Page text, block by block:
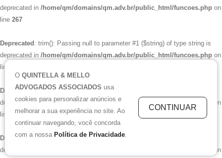
O QUINTELLA & MELLO
ADVOGADOS ASSOCIADOS usa
cookies para personalizar anúncios e
melhorar a sua experiência no site. Ao
continuar navegando, você concorda
com a nossa Política de Privacidade.
CONTINUAR
deprecated in /home/qm/domains/qm.adv.br/public_html/funcoes.php on
line 267
Deprecated : trim(): Passing null to parameter #1 ($string) of type string is
deprecated in /home/qm/domains/qm.adv.br/public_html/funcoes.php on
line
Deprecated: trim(): Passing null to parameter #1 ($string) of type string is
deprecated in/home/qm/domains/qm.adv.br/public_html/funcoes.php
on
line
267
Deprecated : trim(): Passing null to parameter #1 ($string) of type string is
deprecated in
on